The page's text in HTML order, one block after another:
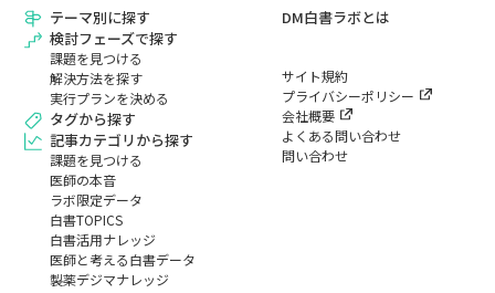
テーマ別に探す
検討フェーズで探す
課題を見つける
解決方法を探す
実行プランを決める
タグから探す
記事カテゴリから探す
課題を見つける
医師の本音
ラボ限定データ
白書TOPICS
白書活用ナレッジ
医師と考える白書データ
製薬デジマナレッジ
DM白書ラボとは
サイト規約
プライバシーポリシー
会社概要
よくある問い合わせ
問い合わせ